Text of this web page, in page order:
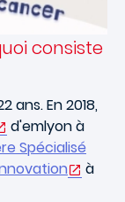
consiste
ans. En 2018,
d'emlyon à
Spécialisé
à